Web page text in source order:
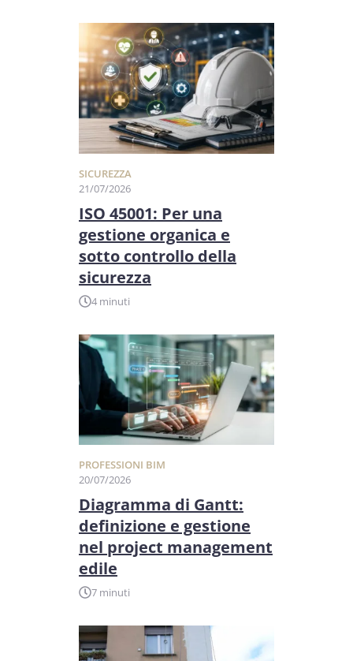
SICUREZZA
21/07/2026
ISO 45001: Per una
gestione organica e
sotto controllo della
sicurezza
4 minuti
PROFESSIONI BIM
20/07/2026
Diagramma di Gantt:
definizione e gestione
nel project management
edile
7 minuti